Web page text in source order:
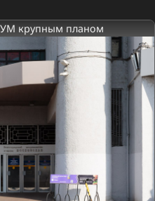
крупным планом